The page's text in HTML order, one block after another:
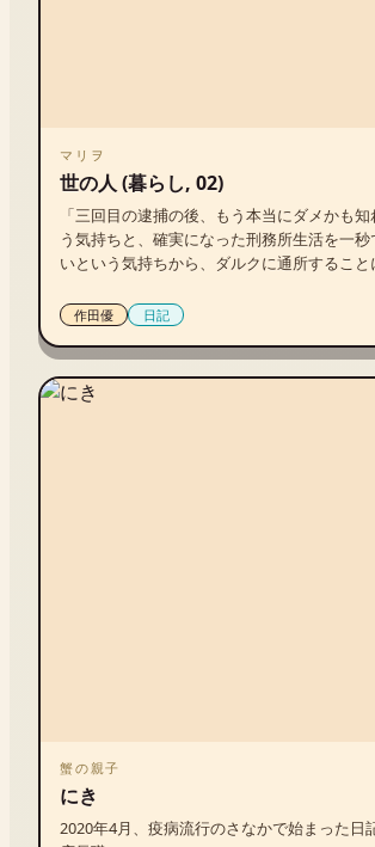
マリヲ
世の人 (暮らし, 02)
「三回目の逮捕の後、もう本当にダメかも
う気持ちと、確実になった刑務所生活を一
いという気持ちから、ダルクに通所するこ
なく薬物依存を認めその治療にあたっている
ること）が、裁判において有利に働くらし
プッシャーの友人に教えてもらったからだ
り)
作田優 日記
蟹の親子
にき
2020年4月、疫病流行のさなかで始まった日